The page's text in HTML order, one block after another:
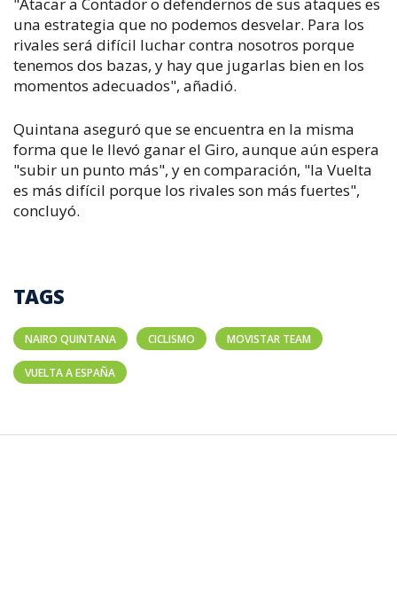
una estrategia que no podemos desvelar. Para los
rivales será difícil luchar contra nosotros porque
tenemos dos bazas, y hay que jugarlas bien en los
momentos adecuados", añadió.
Quintana aseguró que se encuentra en la misma
forma que le llevó ganar el Giro, aunque aún espera
"subir un punto más", y en comparación, "la Vuelta
es más difícil porque los rivales son más fuertes",
concluyó.
TAGS
NAIRO QUINTANA CICLISMO MOVISTAR TEAM
VUELTA A ESPAÑA